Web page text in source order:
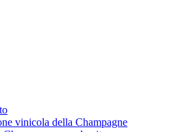
vinicola della Champagne